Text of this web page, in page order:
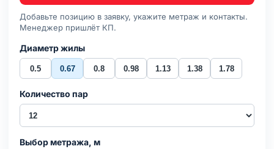
Добавьте позицию в заявку, укажите метраж и контакты.
Менеджер пришлёт КП.
Диаметр жилы
0.5 0.67 0.8 0.98 1.13 1.38 1.78
Количество пар
Выбор метража, м